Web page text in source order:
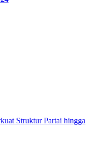
Struktur Partai hingga